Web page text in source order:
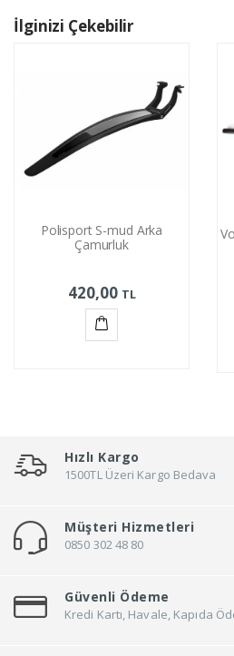
İlginizi Çekebilir
Polisport S-mud Arka
Çamurluk
420,00 TL
Hızlı Kargo
1500TL Üzeri Kargo Bedava
Müşteri Hizmetleri
0850 302 48 80
Güvenli Ödeme
Kredi Kartı, Havale, Kapıda